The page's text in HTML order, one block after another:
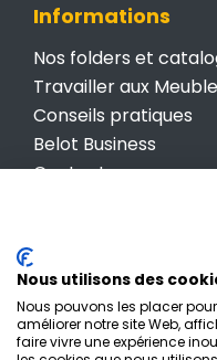
Informations
Nos folders et
Travailler aux
Conseils pratiques
Belot Business
Contactez-nous
Nous utilisons des
Nous pouvons les placer
améliorer notre site Web,
faire vivre une expérience